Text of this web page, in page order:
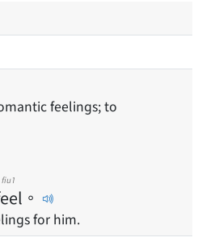
fiu1
。
for him.